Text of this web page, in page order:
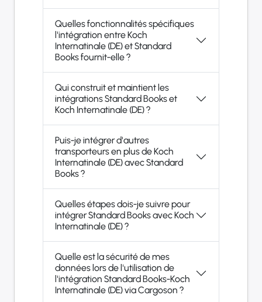
Quelles fonctionnalités spécifiques
l'intégration entre Koch
Internatinale (DE) et Standard
Books fournit-elle ?
Qui construit et maintient les
intégrations Standard Books et
Koch Internatinale (DE) ?
Puis-je intégrer d'autres
transporteurs en plus de Koch
Internatinale (DE) avec Standard
Books ?
Quelles étapes dois-je suivre pour
intégrer Standard Books avec Koch
Internatinale (DE) ?
Quelle est la sécurité de mes
données lors de l'utilisation de
l'intégration Standard Books-Koch
Internatinale (DE) via Cargoson ?